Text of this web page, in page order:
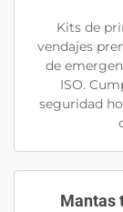
Kits de
vendajes
de
ISO.
seguridad
Mantas